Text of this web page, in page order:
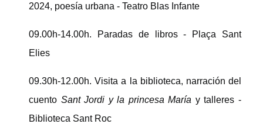
2024, poesía urbana - Teatro Blas Infante
09.00h-14.00h. Paradas de libros - Plaça Sant
Elies
09.30h-12.00h. Visita a la biblioteca, narración del
cuento Sant Jordi y la princesa María y talleres -
Biblioteca Sant Roc